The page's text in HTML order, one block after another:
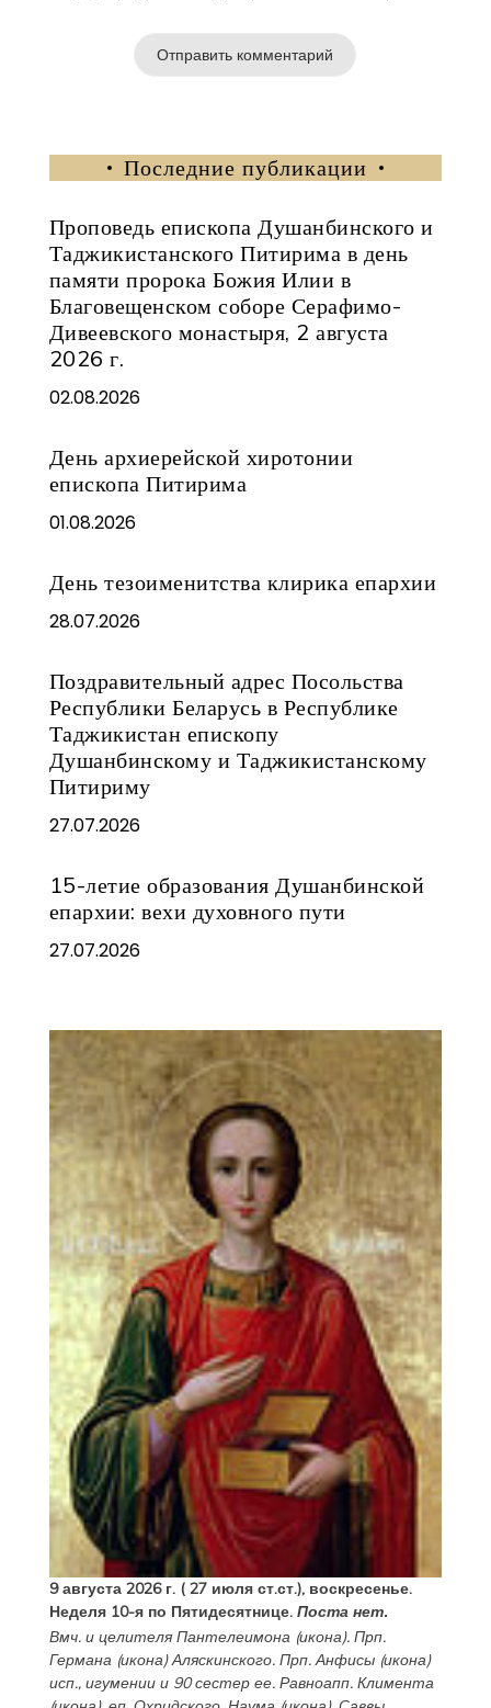
Последние публикации
Проповедь епископа Душанбинского и
Таджикистанского Питирима в день
памяти пророка Божия Илии в
Благовещенском соборе Серафимо-
Дивеевского монастыря, 2 августа
2026 г.
02.08.2026
День архиерейской хиротонии
епископа Питирима
01.08.2026
День тезоименитства клирика епархии
28.07.2026
Поздравительный адрес Посольства
Республики Беларусь в Республике
Таджикистан епископу
Душанбинскому и Таджикистанскому
Питириму
27.07.2026
15-летие образования Душанбинской
епархии: вехи духовного пути
27.07.2026
9 августа 2026 г. ( 27 июля ст.ст.), воскресенье.
Неделя 10-я по Пятидесятнице. Поста нет.
Вмч. и целителя Пантелеимона(икона). Прп.
Германа(икона) Аляскинского. Прп.Анфисы(икона)
исп., игумении и 90 сестер ее. Равноапп. Климента